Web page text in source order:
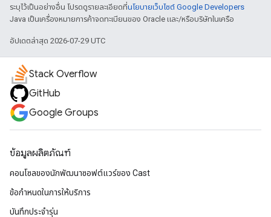
ระบุไว้เป็นอย่างอื่น โปรดดูรายละเอียดที่นโยบายเว็บไซต์ Google Developers
Java เป็นเครื่องหมายการค้าจดทะเบียนของ Oracle และ/หรือบริษัทในเครือ
อัปเดตล่าสุด 2026-07-29 UTC
Stack Overflow
GitHub
Google Groups
ข้อมูลผลิตภัณฑ์
คอนโซลของนักพัฒนาซอฟต์แวร์ของ Cast
ข้อกำหนดในการให้บริการ
บันทึกประจำรุ่น